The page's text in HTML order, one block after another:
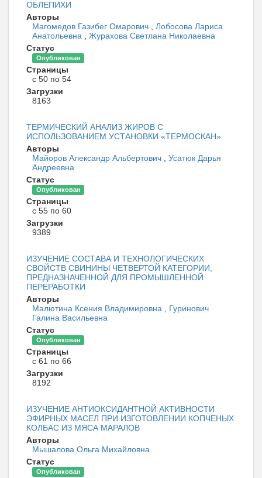
ОБЛЕПИХИ
Авторы
Магомедов Газибег Омарович
Лобосова Лариса
Анатольевна
Журахова Светлана Николаевна
Статус
Опубликован
Страницы
с 50 по 54
Загрузки
8163
ТЕРМИЧЕСКИЙ АНАЛИЗ ЖИРОВ С
ИСПОЛЬЗОВАНИЕМ УСТАНОВКИ «ТЕРМОСКАН»
Авторы
Майоров Александр Альбертович
Усатюк Дарья
Андреевна
Статус
Опубликован
Страницы
с 55 по 60
Загрузки
9389
ИЗУЧЕНИЕ СОСТАВА И ТЕХНОЛОГИЧЕСКИХ
СВОЙСТВ СВИНИНЫ ЧЕТВЕРТОЙ КАТЕГОРИИ,
ПРЕДНАЗНАЧЕННОЙ ДЛЯ ПРОМЫШЛЕННОЙ
ПЕРЕРАБОТКИ
Авторы
Малютина Ксения Владимировна
Гуринович
Галина Васильевна
Статус
Опубликован
Страницы
с 61 по 66
Загрузки
8192
ИЗУЧЕНИЕ АНТИОКСИДАНТНОЙ АКТИВНОСТИ
ЭФИРНЫХ МАСЕЛ ПРИ ИЗГОТОВЛЕНИИ КОПЧЕНЫХ
КОЛБАС ИЗ МЯСА МАРАЛОВ
Авторы
Мышалова Ольга Михайловна
Статус
Опубликован